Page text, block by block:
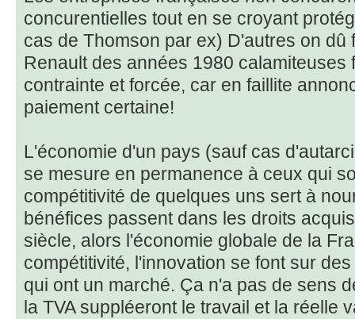
concurentielles tout en se croyant
cas de Thomson par ex) D'autres on dû
Renault des années 1980 calamiteuses
contrainte et forcée, car en faillite
paiement certaine!
L'économie d'un pays (sauf cas
se mesure en permanence à ceux qui
compétitivité de quelques uns sert à
bénéfices passent dans les droits
siècle, alors l'économie globale de la
compétitivité, l'innovation se font sur
qui ont un marché. Ça n'a pas de sens
la TVA suppléeront le travail et la réelle